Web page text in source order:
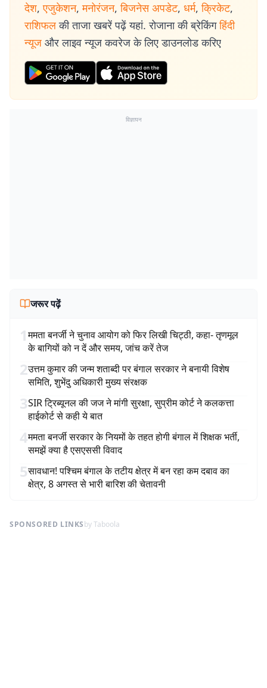
देश, एजुकेशन, मनोरंजन, बिजनेस अपडेट, धर्म, क्रिकेट,
राशिफल की ताजा खबरें पढ़ें यहां. रोजाना की ब्रेकिंग हिंदी
न्यूज और लाइव न्यूज कवरेज के लिए डाउनलोड करिए
विज्ञापन
जरूर पढ़ें
1ममता बनर्जी ने चुनाव आयोग को फिर लिखी चिट्ठी, कहा- तृणमूल
के बागियों को न दें और समय, जांच करें तेज
2उत्तम कुमार की जन्म शताब्दी पर बंगाल सरकार ने बनायी विशेष
समिति, शुभेंदु अधिकारी मुख्य संरक्षक
3SIR ट्रिब्यूनल की जज ने मांगी सुरक्षा, सुप्रीम कोर्ट ने कलकत्ता
हाईकोर्ट से कही ये बात
4ममता बनर्जी सरकार के नियमों के तहत होगी बंगाल में शिक्षक भर्ती,
समझें क्या है एसएससी विवाद
5सावधान! पश्चिम बंगाल के तटीय क्षेत्र में बन रहा कम दबाव का
क्षेत्र, 8 अगस्त से भारी बारिश की चेतावनी
SPONSORED LINKSby Taboola